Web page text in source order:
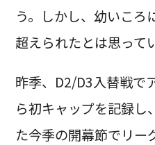
う。しかし、幼いころ
超えられたとは思って
昨季、D2/D3入替戦で
ら初キャップを記録し
た今季の開幕節でリー